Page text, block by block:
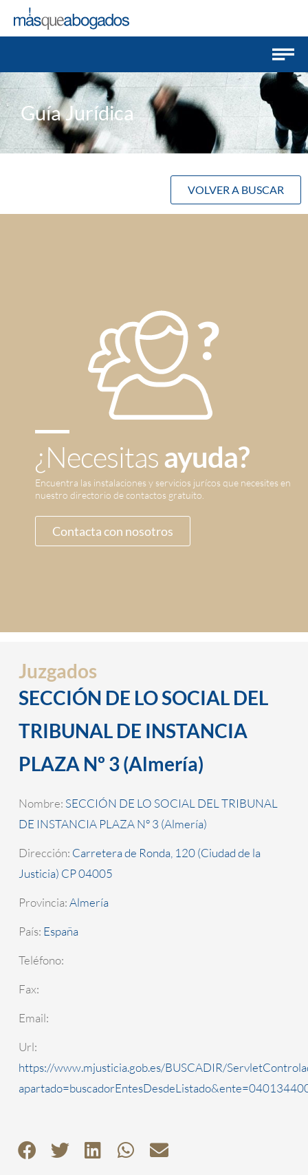
Guía Jurídica
VOLVER A BUSCAR
¿Necesitasayuda?
Encuentra las instalaciones y servicios jurícos que necesites en
nuestro directorio de contactos gratuito.
Contacta con nosotros
Juzgados
SECCIÓN DE LO SOCIAL DEL
TRIBUNAL DE INSTANCIA
PLAZA Nº 3 (Almería)
Nombre: SECCIÓN DE LO SOCIAL DEL TRIBUNAL
DE INSTANCIA PLAZA Nº 3 (Almería)
Dirección: Carretera de Ronda, 120 (Ciudad de la
Justicia) CP 04005
Provincia:Almería
País: España
Teléfono:
Fax:
Email:
Url:
https://www.mjusticia.gob.es/BUSCADIR/